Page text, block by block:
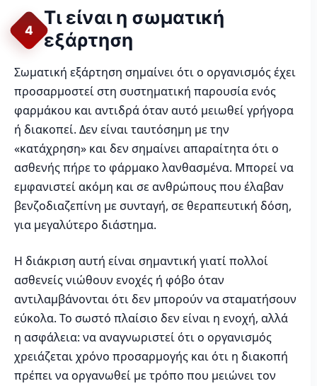
4
Τι είναι η σωματική
εξάρτηση
Σωματική εξάρτηση σημαίνει ότι ο οργανισμός έχει
προσαρμοστεί στη συστηματική παρουσία ενός
φαρμάκου και αντιδρά όταν αυτό μειωθεί γρήγορα
ή διακοπεί. Δεν είναι ταυτόσημη με την
«κατάχρηση» και δεν σημαίνει απαραίτητα ότι ο
ασθενής πήρε το φάρμακο λανθασμένα. Μπορεί να
εμφανιστεί ακόμη και σε ανθρώπους που έλαβαν
βενζοδιαζεπίνη με συνταγή, σε θεραπευτική δόση,
για μεγαλύτερο διάστημα.
Η διάκριση αυτή είναι σημαντική γιατί πολλοί
ασθενείς νιώθουν ενοχές ή φόβο όταν
αντιλαμβάνονται ότι δεν μπορούν να σταματήσουν
εύκολα. Το σωστό πλαίσιο δεν είναι η ενοχή, αλλά
η ασφάλεια: να αναγνωριστεί ότι ο οργανισμός
χρειάζεται χρόνο προσαρμογής και ότι η διακοπή
πρέπει να οργανωθεί με τρόπο που μειώνει τον